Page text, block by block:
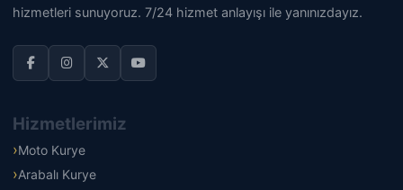
hizmetleri sunuyoruz. 7/24 hizmet anlayışı ile yanınızdayız.
Hizmetlerimiz
Moto Kurye
Arabalı Kurye